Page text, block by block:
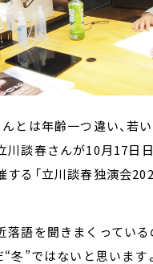
んとは年齢一つ違い、若
川談春さんが10月17日
する「立川談春独演会
落語を聞きまくってい
“冬”ではないと思います